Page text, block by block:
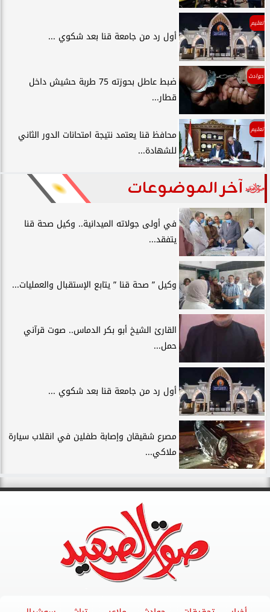
تعليم
أول رد من جامعة قنا بعد شكوي ...
حوادث
ضبط عاطل بحوزته 75 طربة حشيش داخل
قطار...
تعليم
محافظ قنا يعتمد نتيجة امتحانات الدور الثاني
للشهادة...
آخر الموضوعات
في أولى جولاته الميدانية.. وكيل صحة قنا
يتفقد...
وكيل ” صحة قنا ” يتابع الإستقبال والعمليات...
القارئ الشيخ أبو بكر الدماس.. صوت قرآني
حمل...
أول رد من جامعة قنا بعد شكوي ...
مصرع شقيقان وإصابة طفلين في انقلاب سيارة
ملاكي...